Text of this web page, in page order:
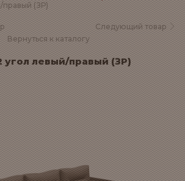
правый (ЗР)
Следующий товар
Вернуться к каталогу
угол левый/правый (ЗР)